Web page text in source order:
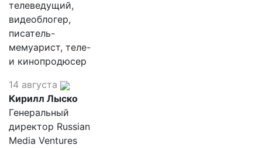
телеведущий,
видеоблогер,
писатель-
мемуарист, теле-
и кинопродюсер
14 августа
Кирилл Лыско
Генеральный
директор Russian
Media Ventures